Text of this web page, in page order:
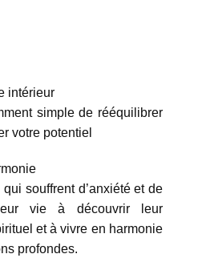
intérieur
simple de rééquilibrer
votre potentiel
souffrent d’anxiété et de
vie à découvrir leur
et à vivre en harmonie
profondes.